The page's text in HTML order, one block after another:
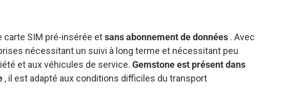
carte SIM pré-insérée etsans abonnement de données . Avec
nécessitant un suivi à long terme et nécessitant peu
et aux véhicules de service. Gemstone est présent dans
, il est adapté aux conditions difficiles du transport